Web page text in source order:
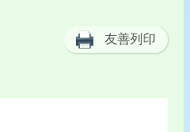
友善列印